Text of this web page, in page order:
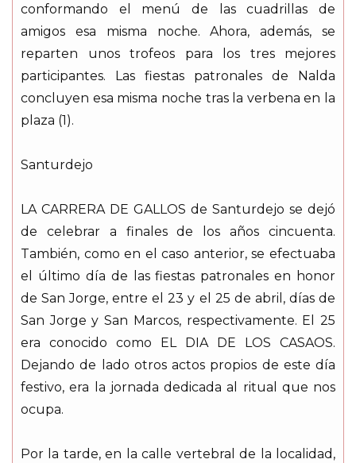
conformando el menú de las cuadrillas de
amigos esa misma noche. Ahora, además, se
reparten unos trofeos para los tres mejores
participantes. Las fiestas patronales de Nalda
concluyen esa misma noche tras la verbena en la
plaza (1).
Santurdejo
LA CARRERA DE GALLOS de Santurdejo se dejó
de celebrar a finales de los años cincuenta.
También, como en el caso anterior, se efectuaba
el último día de las fiestas patronales en honor
de San Jorge, entre el 23 y el 25 de abril, días de
San Jorge y San Marcos, respectivamente. El 25
era conocido como EL DIA DE LOS CASAOS.
Dejando de lado otros actos propios de este día
festivo, era la jornada dedicada al ritual que nos
ocupa.
Por la tarde, en la calle vertebral de la localidad,